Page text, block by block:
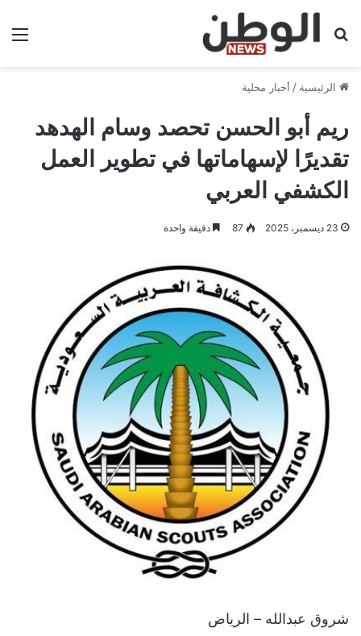
بحث عن
الرئيسية / أخبار محلية
ريم أبو الحسن تحصد وسام الهدهد
تقديرًا لإسهاماتها في تطوير العمل
الكشفي العربي
23 ديسمبر، 2025 87 دقيقة واحدة
شروق عبدالله – الرياض